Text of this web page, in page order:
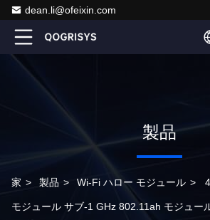
dean.li@ofeixin.com
製品
家 > 製品 > Wi-Fi ハロー モジュール >
モジュール サブ-1 GHz 802.11ah モジュー